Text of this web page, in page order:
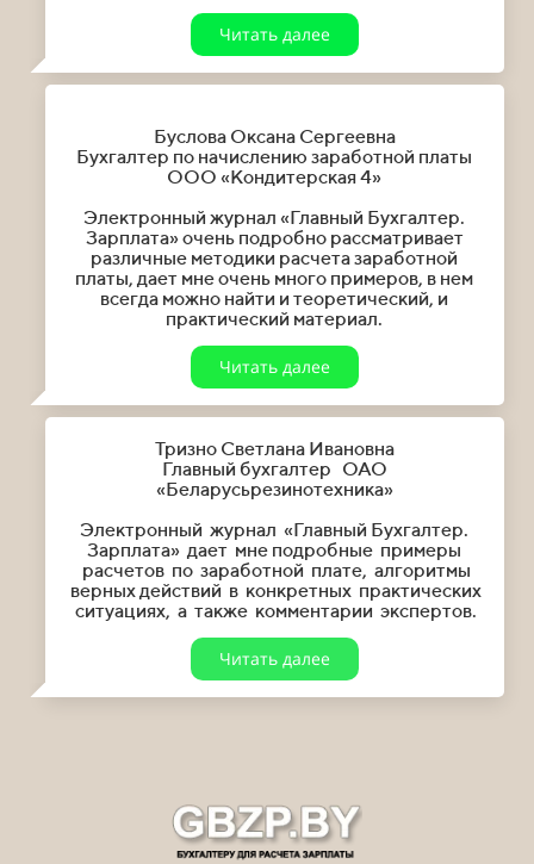
Читать далее
Буслова Оксана Сергеевна
Бухгалтер по начислению заработной платы
ООО «Кондитерская 4»
Электронный журнал «Главный Бухгалтер.
Зарплата» очень подробно рассматривает
различные методики расчета заработной
платы, дает мне очень много примеров, в нем
всегда можно найти и теоретический, и
практический материал.
Читать далее
Тризно Светлана Ивановна
Главный бухгалтер ОАО
«Беларусьрезинотехника»
Электронный журнал «Главный Бухгалтер.
Зарплата» дает мне подробные примеры
расчетов по заработной плате, алгоритмы
верных действий в конкретных практических
ситуациях, а также комментарии экспертов.
Читать далее